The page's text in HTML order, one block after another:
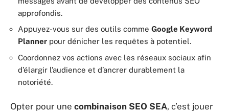
approfondis.
Appuyez-vous sur des outils comme Google Keyword
Planner pour dénicher les requêtes à potentiel.
Coordonnez vos actions avec les réseaux sociaux afin
d’élargir l’audience et d’ancrer durablement la
notoriété.
Opter pour une combinaison SEO SEA, c’est jouer